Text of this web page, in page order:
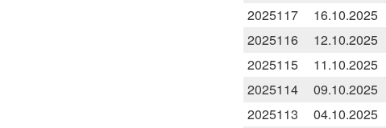
2025117
16.10.2025
2025116
12.10.2025
2025115
11.10.2025
2025114
09.10.2025
2025113
04.10.2025